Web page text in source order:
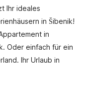
Ihr ideales
in Šibenik!
in
Oder einfach für ein
Ihr Urlaub in